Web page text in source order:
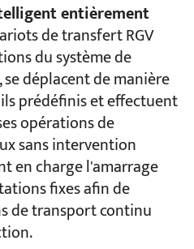
entièrement
de transfert RGV
du système de
déplacent de manière
prédéfinis et effectuent
opérations de
sans intervention
en charge l'amarrage
fixes afin de
de transport continu